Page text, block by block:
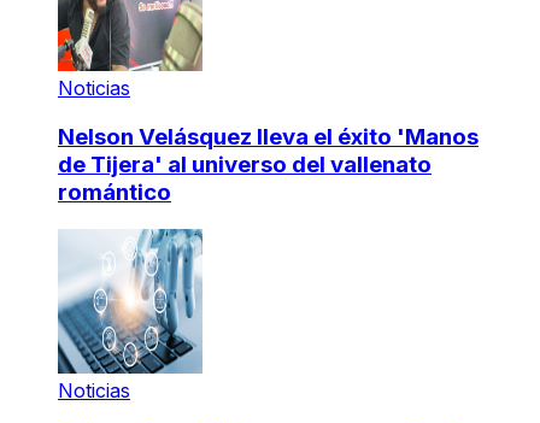
Noticias
Nelson Velásquez lleva el éxito 'Manos
de Tijera' al universo del vallenato
romántico
Noticias